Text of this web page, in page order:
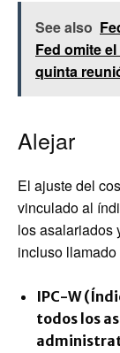
See also
Fed omite
quinta
Alejar
El ajuste del
vinculado al
los asalariados
incluso llamado
IPC-W
todos los